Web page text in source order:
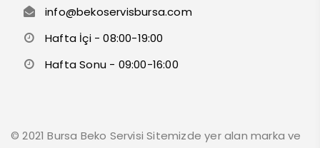
info@bekoservisbursa.com
Hafta İçi - 08:00-19:00
Hafta Sonu - 09:00-16:00
© 2021 Bursa Beko Servisi Sitemizde yer alan marka ve